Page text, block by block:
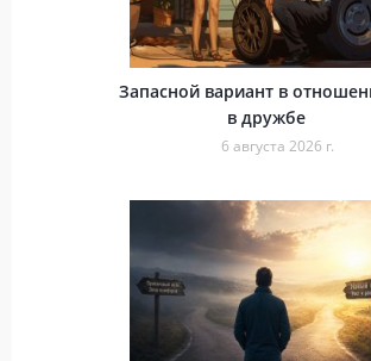
Запасной вариант в
в дружбе
6 августа 2026 г.